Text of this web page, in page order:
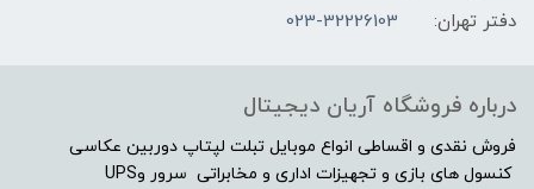
اندازه صفحه نمایش
دفتر تهران: 023-32226103
درباره فروشگاه آریان دیجیتال
فروش نقدی و اقساطی انواع موبایل تبلت لپتاپ دوربین عکاسی
کنسول های بازی و تجهیزات اداری و مخابراتی سرور وUPS